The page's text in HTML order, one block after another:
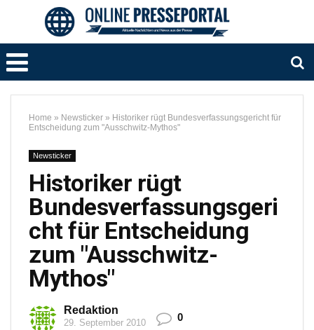
Home » Newsticker » Historiker rügt Bundesverfassungsgericht für
Entscheidung zum "Ausschwitz-Mythos"
Newsticker
Historiker rügt
Bundesverfassungsgeri
cht für Entscheidung
zum "Ausschwitz-
Mythos"
Redaktion
29. September 2010 0